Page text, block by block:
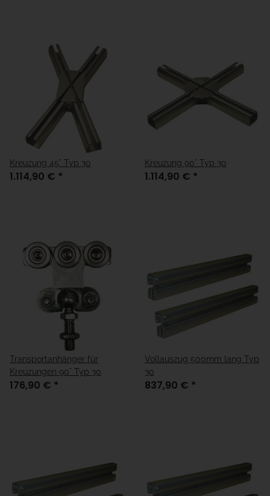
Kreuzung 45° Typ 30
1.114,90 € *
Kreuzung 90° Typ 30
1.114,90 € *
Transportanhänger für
Kreuzungen 90° Typ 30
176,90 € *
Vollauszug 500mm lang Typ
30
837,90 € *